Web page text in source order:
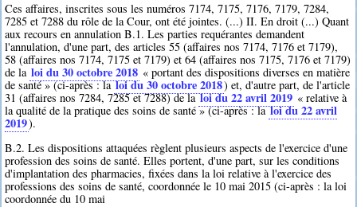
Ces affaires, inscrites sous les numéros 7174, 7175, 7176, 7179, 7284,
7285 et 7288 du rôle de la Cour, ont été jointes. (...) II. En droit (...) Quant
aux recours en annulation B.1. Les parties requérantes demandent
l'annulation, d'une part, des articles 55 (affaires nos 7174, 7176 et 7179),
58 (affaires nos 7174, 7175 et 7179) et 64 (affaires nos 7175, 7176 et 7179)
de la loi du 30 octobre 2018 « portant des dispositions diverses en matière
de santé » (ci-après : laloi du 30 octobre 2018) et, d'autre part, de l'article
31 (affaires nos 7284, 7285 et 7288) de laloi du 22 avril 2019 « relative à
la qualité de la pratique des soins de santé » (ci-après : laloi du 22 avril
2019).
B.2. Les dispositions attaquées règlent plusieurs aspects de l'exercice d'une
profession des soins de santé. Elles portent, d'une part, sur les conditions
d'implantation des pharmacies, fixées dans la loi relative à l'exercice des
professions des soins de santé, coordonnée le 10 mai 2015 (ci-après : la loi
coordonnée du 10 mai